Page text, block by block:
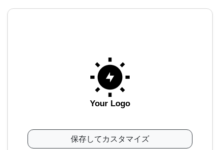
Your Logo
保存してカスタマイズ